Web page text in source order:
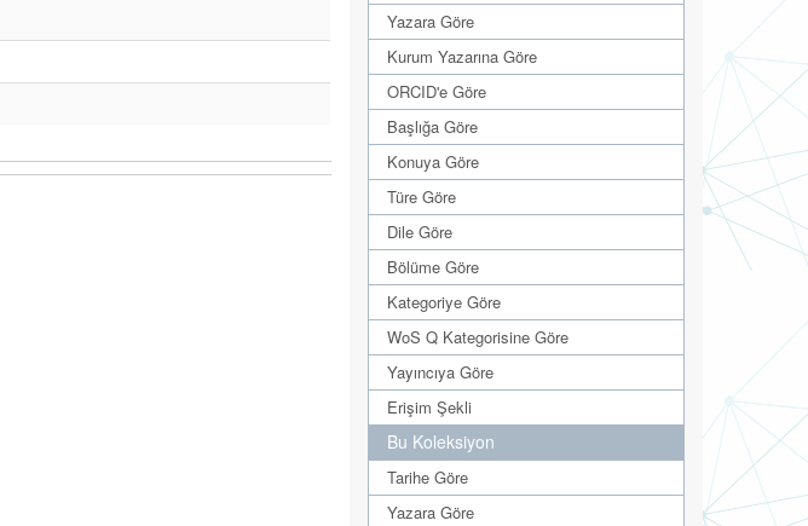
Yazara Göre
Kurum Yazarına Göre
ORCID'e Göre
Başlığa Göre
Konuya Göre
Türe Göre
Dile Göre
Bölüme Göre
Kategoriye Göre
WoS Q Kategorisine Göre
Yayıncıya Göre
Erişim Şekli
Bu Koleksiyon
Tarihe Göre
Yazara Göre